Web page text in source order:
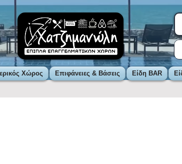
Χώρος Επιφάνειες & Βάσεις Είδη BAR